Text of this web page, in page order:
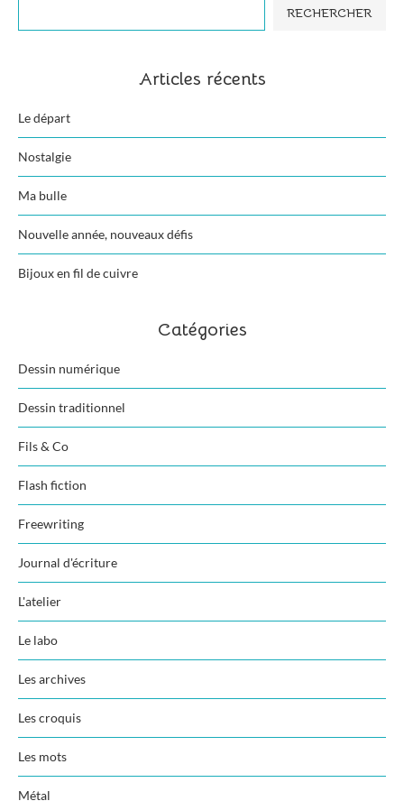
RECHERCHER
Articles récents
Le départ
Nostalgie
Ma bulle
Nouvelle année, nouveaux défis
Bijoux en fil de cuivre
Catégories
Dessin numérique
Dessin traditionnel
Fils & Co
Flash fiction
Freewriting
Journal d'écriture
L'atelier
Le labo
Les archives
Les croquis
Les mots
Métal